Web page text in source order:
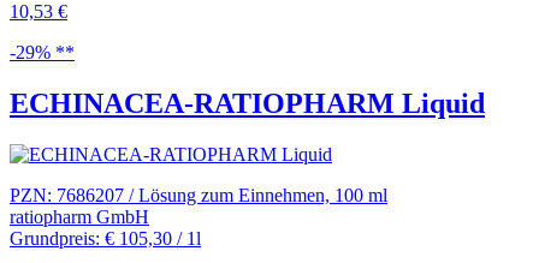
10,53 €
-29% **
ECHINACEA-RATIOPHARM Liquid
PZN: 7686207 / Lösung zum Einnehmen, 100 ml
ratiopharm GmbH
Grundpreis: € 105,30 / 1l